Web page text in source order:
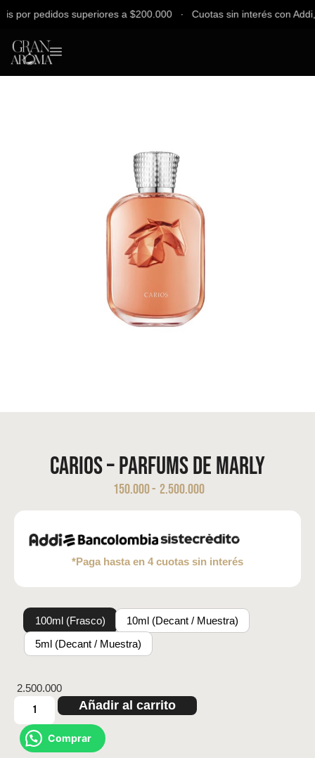
pedidos superiores a $200.000 ∙ Cuotas sin interés con Addi,
Carios – Parfums de Marly
150.000- 2.500.000
*Paga hasta en 4 cuotas sin interés
100ml (Frasco)
10ml (Decant / Muestra)
5ml (Decant / Muestra)
2.500.000
Añadir al carrito
Comprar